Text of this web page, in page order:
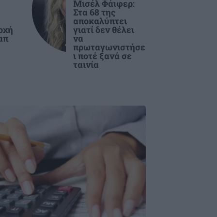
Μισέλ Φάιφερ:
Στα 68 της
αποκαλύπτει
γιατί δεν θέλει
να
πρωταγωνιστήσε
ι ποτέ ξανά σε
ταινία